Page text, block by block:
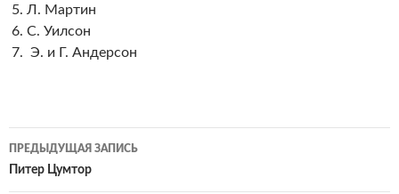
Л. Мартин
С. Уилсон
Э. и Г. Андерсон
Навигация
по
ПРЕДЫДУЩАЯ ЗАПИСЬ
Питер Цумтор